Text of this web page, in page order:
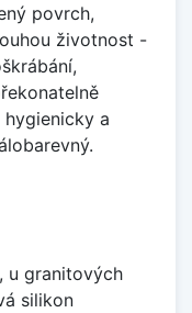
povrch,
životnost -
a
u granitových
silikon